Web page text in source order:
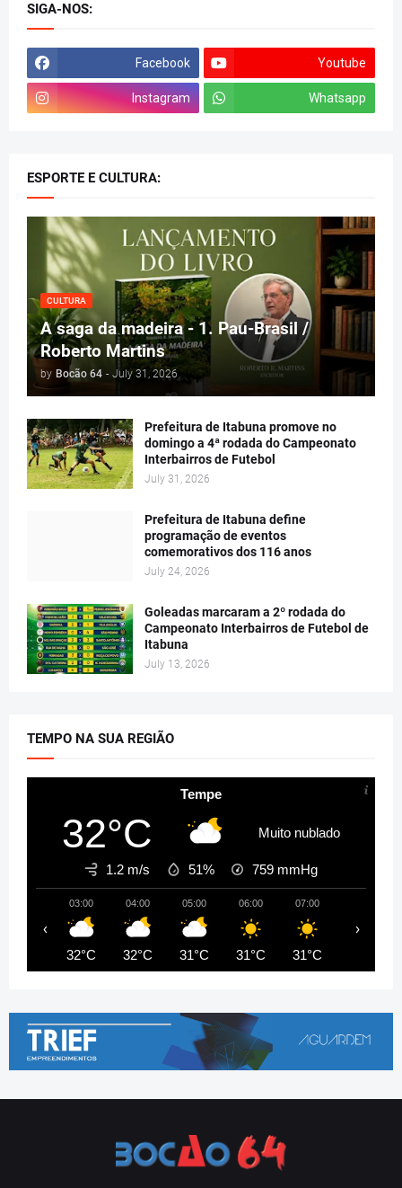
SIGA-NOS:
Facebook Youtube
Instagram Whatsapp
ESPORTE E CULTURA:
CULTURA
A saga da madeira - 1. Pau-Brasil /
Roberto Martins
by Bocão 64 - July 31, 2026
Prefeitura de Itabuna promove no
domingo a 4ª rodada do Campeonato
Interbairros de Futebol
July 31, 2026
Prefeitura de Itabuna define
programação de eventos
comemorativos dos 116 anos
July 24, 2026
Goleadas marcaram a 2º rodada do
Campeonato Interbairros de Futebol de
Itabuna
July 13, 2026
TEMPO NA SUA REGIÃO
Tempe
32°C Muito nublado
1.2 m/s 51% 759 mmHg
03:00
32°C
04:00
32°C
05:00
31°C
06:00
31°C
07:00
31°C
‹ ›